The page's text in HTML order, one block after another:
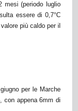
mesi (periodo luglio
essere di 0,7°C
più caldo per il
per le Marche
con appena 6mm di